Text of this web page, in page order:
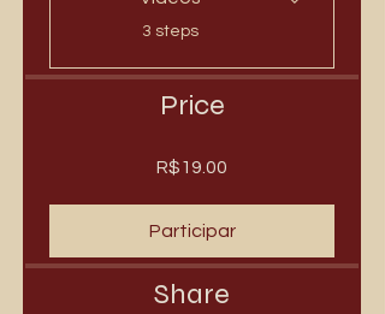
.
3 steps
Price
R$19.00
Participar
Share